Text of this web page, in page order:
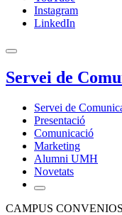
Instagram
LinkedIn
Servei de
Servei de
Presentació
Comunicació
Marketing
Alumni UMH
Novetats
CAMPUS